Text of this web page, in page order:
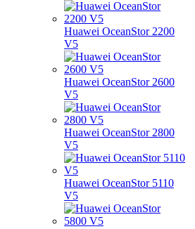
Huawei OceanStor 2200
V5
Huawei OceanStor 2600
V5
Huawei OceanStor 2800
V5
Huawei OceanStor 5110
V5